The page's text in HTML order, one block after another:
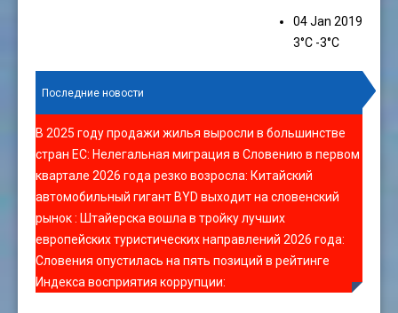
04 Jan 2019
3°C -3°C
Последние новости
В 2025 году продажи жилья выросли в большинстве
стран ЕС: Нелегальная миграция в Словению в первом
квартале 2026 года резко возросла: Китайский
автомобильный гигант BYD выходит на словенский
рынок: Штайерска вошла в тройку лучших
европейских туристических направлений 2026 года:
Словения опустилась на пять позиций в рейтинге
Индекса восприятия коррупции: